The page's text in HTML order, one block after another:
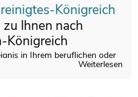
Königreich
Ihnen nach
Königreich
in Ihrem beruflichen oder
eines Feiertages? Wählen Sie
Weiterlesen